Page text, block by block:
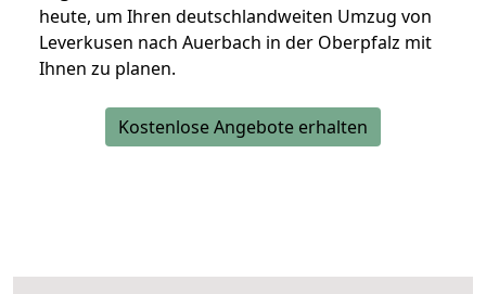
heute, um Ihren deutschlandweiten Umzug von
Leverkusen nach Auerbach in der Oberpfalz mit
Ihnen zu planen.
Kostenlose Angebote erhalten